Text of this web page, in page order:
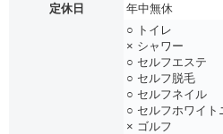
定休日
年中無休
○ トイレ
× シャワー
○ セルフエステ
○ セルフ脱毛
○ セルフネイル
○ セルフホワイト
× ゴルフ